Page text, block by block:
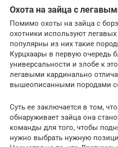
Охота на зайца с
Помимо охоты на зайца с
охотники используют
популярны из них такие
Курцхаары в первую очередь
универсальности и злобе к
легавыми кардинально
вышеописанными породами
Суть ее заключается в том,
обнаруживает зайца она
команды для того, чтобы
нужно выбрать нужную